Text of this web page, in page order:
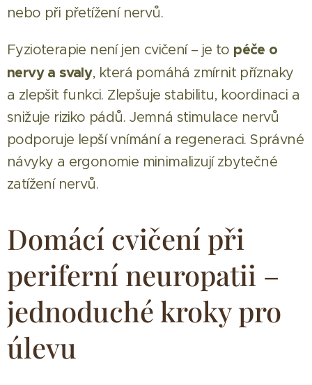
nebo při přetížení nervů.
Fyzioterapie není jen cvičení – je to péče o
nervy a svaly, která pomáhá zmírnit příznaky
a zlepšit funkci. Zlepšuje stabilitu, koordinaci a
snižuje riziko pádů. Jemná stimulace nervů
podporuje lepší vnímání a regeneraci. Správné
návyky a ergonomie minimalizují zbytečné
zatížení nervů.
Domácí cvičení při
periferní neuropatii –
jednoduché kroky pro
úlevu